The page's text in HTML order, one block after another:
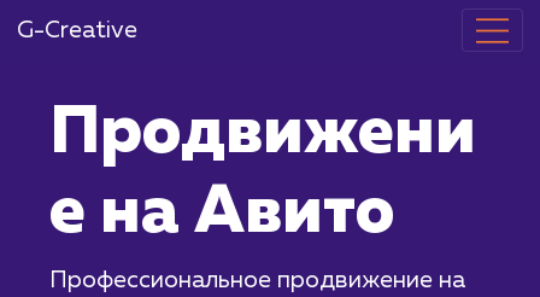
G-Creative
Продвижени
е на Авито